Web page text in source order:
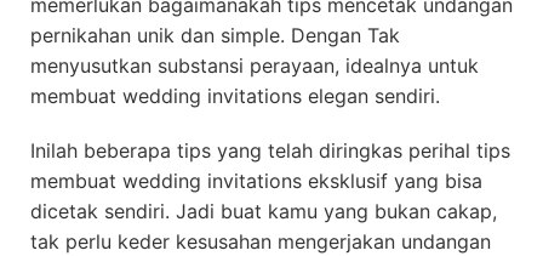
memerlukan bagaimanakah tips mencetak undangan
pernikahan unik dan simple. Dengan Tak
menyusutkan substansi perayaan, idealnya untuk
membuat wedding invitations elegan sendiri.
Inilah beberapa tips yang telah diringkas perihal tips
membuat wedding invitations eksklusif yang bisa
dicetak sendiri. Jadi buat kamu yang bukan cakap,
tak perlu keder kesusahan mengerjakan undangan